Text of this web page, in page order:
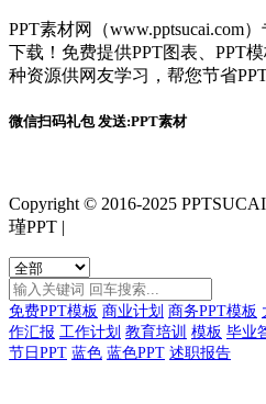
PPT素材网（www.pptsucai.com
下载！免费提供PPT图表、PPT
种资源供网友学习，帮您节省
微信扫码礼包 发送:PPT素材
Copyright © 2016-2025
瑾PPT |
免费PPT模板 商业计划 商务PPT模板
作汇报 工作计划 教育培训 模板 毕业
节日PPT 蓝色 蓝色PPT 述职报告